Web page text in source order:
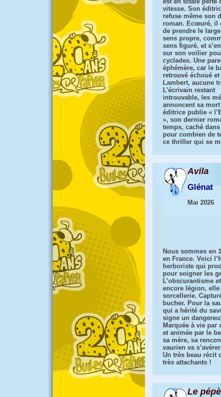
vitesse. Son
refuse même son
roman. Ecœuré, il
de prendre le
sens propre,
sens figuré, et
sur son voilier
cyclades. Une
éphémère, car le
retrouvé échoué et
Lambert, aucune
L’écrivain restant
introuvable, les
annoncent sa
éditrice publie «
», son dernier
temps, caché
pour combien de
ce thriller qui se
Avila
Glénat
Mai 2026
Nous sommes en
en France. Voici
herboriste qui
pour soigner les
L’obscurantisme
encore légion, elle
sorcellerie.
bucher. Pour la
qui a hérité du
signe un
Marquée à vie par
et animée par le
sa mère, sa
vaurien va
Un très beau récit
très attachants !
Le